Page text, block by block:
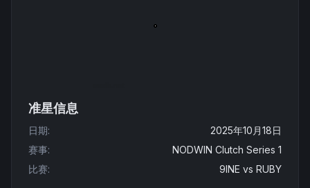
准星信息
日期:
2025年10月18日
赛事:
NODWIN Clutch Series 1
比赛: 9INE vs RUBY